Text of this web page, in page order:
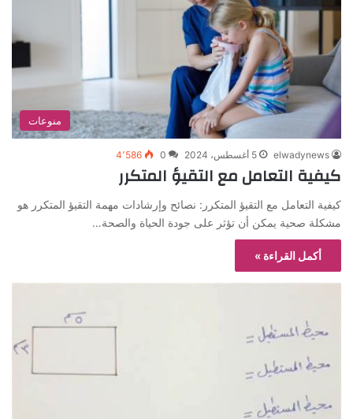
منوعات
elwadynews 5 أغسطس، 2024 0 4٬586
كيفية التعامل مع التقيؤ المتكرر
كيفية التعامل مع التقيؤ المتكرر: نصائح وإرشادات مهمة التقيؤ المتكرر هو
مشكلة صحية يمكن أن تؤثر على جودة الحياة والصحة…
أكمل القراءة »